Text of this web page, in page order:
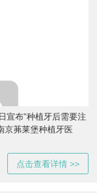
宣布”种植牙后需要注
京茀莱堡种植牙医
点击查看详情 >>